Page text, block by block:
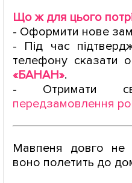
Що ж для цього
- Оформити нове
- Під час
телефону сказати
«БАНАН».
- Отримати
передзамовлення
Мавпеня довго не
воно полетить до